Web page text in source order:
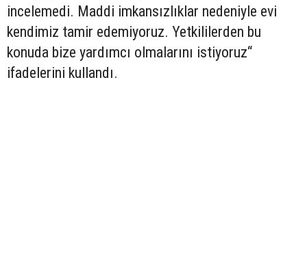
incelemedi. Maddi imkansızlıklar nedeniyle evi
kendimiz tamir edemiyoruz. Yetkililerden bu
konuda bize yardımcı olmalarını istiyoruz“
ifadelerini kullandı.